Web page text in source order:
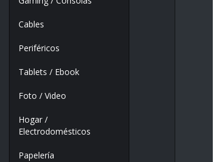
Cables
Periféricos
Tablets / Ebook
Foto / Video
Hogar /
Electrodomésticos
Papelería